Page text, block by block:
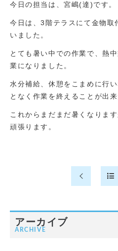
今日の担当は、宮嶋(達)です。
今日は、3階テラスにて金物取
いました。
とても暑い中での作業で、熱
業になりました。
水分補給、休憩をこまめに行
となく作業を終えることが出
これからまだまだ暑くなりま
頑張ります。
アーカイブ
ARCHIVE